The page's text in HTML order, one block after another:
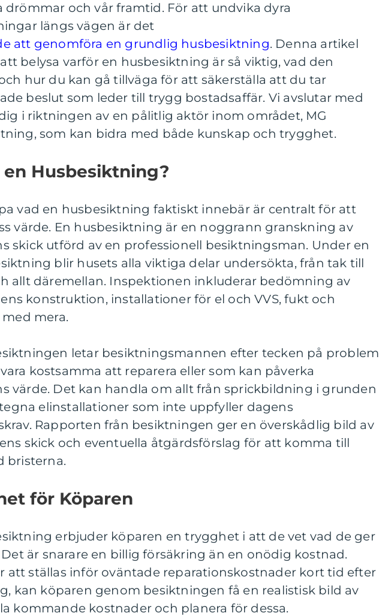
drömmar och vår framtid. För att undvika dyra
längs vägen är det
att genomföra en grundlig husbesiktning. Denna artikel
belysa varför en husbesiktning är så viktig, vad den
hur du kan gå tillväga för att säkerställa att du tar
beslut som leder till trygg bostadsaffär. Vi avslutar med
i riktningen av en pålitlig aktör inom området, MG
som kan bidra med både kunskap och trygghet.
en Husbesiktning?
vad en husbesiktning faktiskt innebär är centralt för att
värde. En husbesiktning är en noggrann granskning av
skick utförd av en professionell besiktningsman. Under en
blir husets alla viktiga delar undersökta, från tak till
allt däremellan. Inspektionen inkluderar bedömning av
konstruktion, installationer för el och VVS, fukt och
mera.
letar besiktningsmannen efter tecken på problem
kostsamma att reparera eller som kan påverka
värde. Det kan handla om allt från sprickbildning i grunden
elinstallationer som inte uppfyller dagens
Rapporten från besiktningen ger en överskådlig bild av
skick och eventuella åtgärdsförslag för att komma till
bristerna.
för Köparen
erbjuder köparen en trygghet i att de vet vad de ger
är snarare en billig försäkring än en onödig kostnad.
att ställas inför oväntade reparationskostnader kort tid efter
kan köparen genom besiktningen få en realistisk bild av
kommande kostnader och planera för dessa.